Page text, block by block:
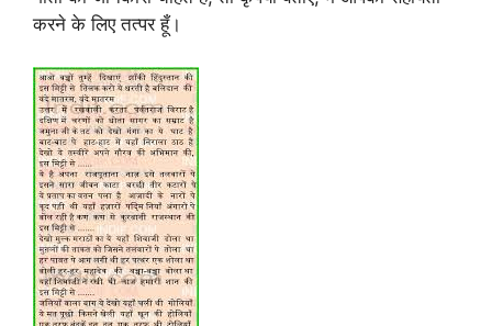
करने के लिए तत्पर हूँ।